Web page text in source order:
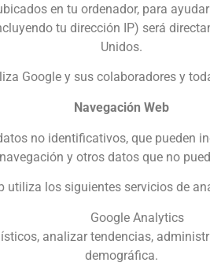
en tu ordenador, para
tu dirección IP) será
Unidos.
Google y sus colaboradores y
Navegación Web
no identificativos, que pueden
y otros datos que no
utiliza los siguientes servicios de
Google Analytics
analizar tendencias,
demográfica.